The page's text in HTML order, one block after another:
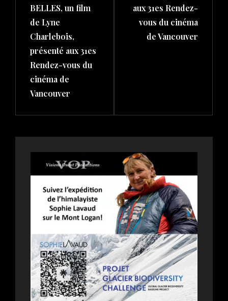
BELLES, un film
de Lyne
Charlebois,
présenté aux 31es
Rendez-vous du
cinéma de
Vancouver
aux 31es Rendez-
vous du cinéma
de Vancouver